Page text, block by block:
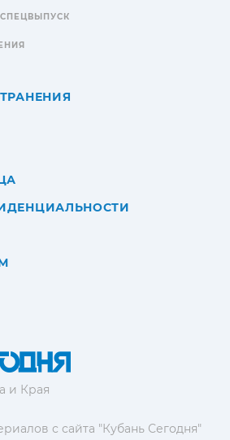
и Края
с сайта "Кубань Сегодня"
СПЕЦВЫПУСК